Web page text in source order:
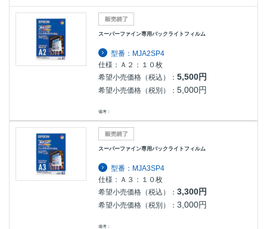
スーパーファイン専用バックライトフィルム
型番：MJA2SP4
仕様：Ａ２：１０枚
希望小売価格（税込）： 5,500円
希望小売価格（税別）： 5,000円
備考：
スーパーファイン専用バックライトフィルム
型番：MJA3SP4
仕様：Ａ３：１０枚
希望小売価格（税込）：3,300円
希望小売価格（税別）：3,000円
備考：